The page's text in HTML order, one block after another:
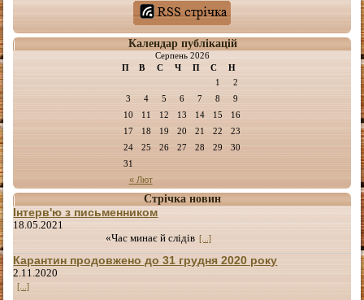
Календар публікацій
Серпень 2026
П
В С Ч П С Н
« Лют
1
2
3
4 5 6 7 8
9
10
11 12 13 14 15
16
17
18 19 20 21 22
23
24
25 26 27 28 29
30
31
Стрічка новин
Інтерв'ю з письменником
18.05.2021
«Час минає й слідів [...]
Карантин продовжено до 31 грудня 2020 року
2.11.2020
[...]